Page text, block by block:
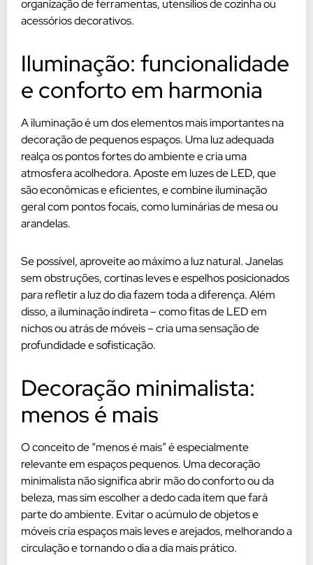
organização de ferramentas, utensílios de cozinha ou
acessórios decorativos.
Iluminação: funcionalidade
e conforto em harmonia
A iluminação é um dos elementos mais importantes na
decoração de pequenos espaços. Uma luz adequada
realça os pontos fortes do ambiente e cria uma
atmosfera acolhedora. Aposte em luzes de LED, que
são econômicas e eficientes, e combine iluminação
geral com pontos focais, como luminárias de mesa ou
arandelas.
Se possível, aproveite ao máximo a luz natural. Janelas
sem obstruções, cortinas leves e espelhos posicionados
para refletir a luz do dia fazem toda a diferença. Além
disso, a iluminação indireta – como fitas de LED em
nichos ou atrás de móveis – cria uma sensação de
profundidade e sofisticação.
Decoração minimalista:
menos é mais
O conceito de “menos é mais” é especialmente
relevante em espaços pequenos. Uma decoração
minimalista não significa abrir mão do conforto ou da
beleza, mas sim escolher a dedo cada item que fará
parte do ambiente. Evitar o acúmulo de objetos e
móveis cria espaços mais leves e arejados, melhorando a
circulação e tornando o dia a dia mais prático.